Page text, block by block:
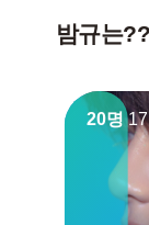
밤규는
20명